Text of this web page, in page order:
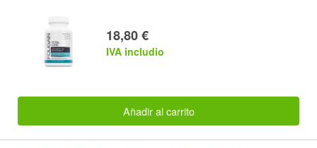
18,80 €
IVA includio
Añadir al carrito